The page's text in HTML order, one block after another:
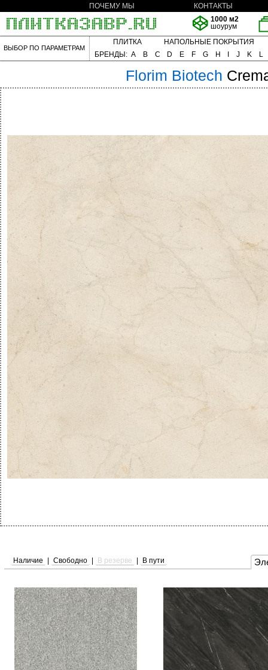
ПОЧЕМУ МЫ
КОНТАКТЫ
1000 м2
шоурум
ВЫБОР ПО ПАРАМЕТРАМ
ПЛИТКА
НАПОЛЬНЫЕ ПОКРЫТИЯ
БРЕНДЫ: A B C D E F G H J K L
Florim Biotech
Наличие Свободно В резерве В пути